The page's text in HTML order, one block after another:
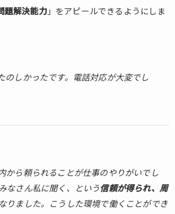
題解決能力」をアピールできるようにしま
のしかったです。電話対応が大変でし
から頼られることが仕事のやりがいでし
なさん私に聞く、という信頼が得られ、周
りました。こうした環境で働くことができ